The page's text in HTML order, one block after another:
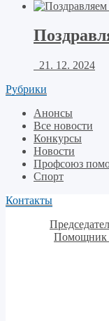
21. 12. 2024
Рубрики
Анонсы
Все новости
Конкурсы
Новости
Профсоюз
Спорт
Контакты
Помощник